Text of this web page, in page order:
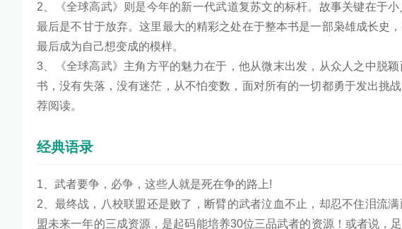
2、《全球高武》则是今年的新一代武道复苏文的标杆。故事关键在于
最后是不甘于放弃。这里最大的精彩之处在于整本书是一部枭雄成长史
最后成为自己想变成的模样。
3、《全球高武》主角方平的魅力在于，他从微末出发，从众人之中脱
书，没有失落，没有迷茫，从不怕变数，面对所有的一切都勇于发出挑
荐阅读。
经典语录
1、武者要争，必争，这些人就是死在争的路上!
2、最终战，八校联盟还是败了，断臂的武者泣血不止，却忍不住泪流
盟未来一年的三成资源，是起码能培养30位三品武者的资源！或者说，